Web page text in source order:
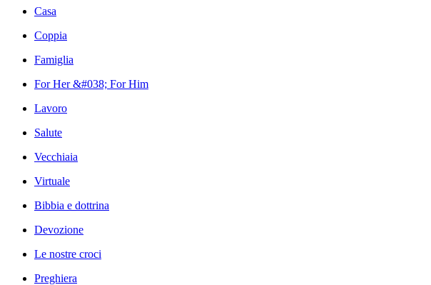
Casa
Coppia
Famiglia
For Her &#038; For Him
Lavoro
Salute
Vecchiaia
Virtuale
Bibbia e dottrina
Devozione
Le nostre croci
Preghiera